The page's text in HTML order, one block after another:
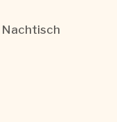
Nachtisch